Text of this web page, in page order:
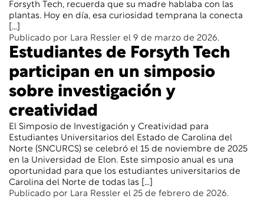
Forsyth Tech, recuerda que su madre hablaba con las
plantas. Hoy en día, esa curiosidad temprana la conecta
[…]
Publicado por Lara Ressler el 9 de marzo de 2026.
Estudiantes de Forsyth Tech
participan en un simposio
sobre investigación y
creatividad
El Simposio de Investigación y Creatividad para
Estudiantes Universitarios del Estado de Carolina del
Norte (SNCURCS) se celebró el 15 de noviembre de 2025
en la Universidad de Elon. Este simposio anual es una
oportunidad para que los estudiantes universitarios de
Carolina del Norte de todas las […]
Publicado por Lara Ressler el 25 de febrero de 2026.